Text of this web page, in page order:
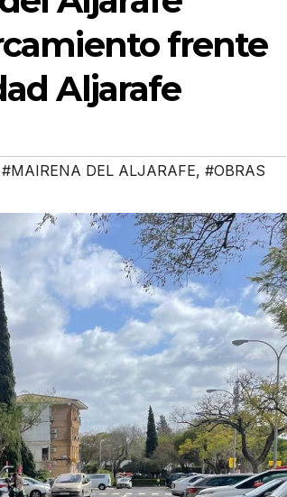
frente
Aljarafe
#MAIRENA DEL ALJARAFE, #OBRAS